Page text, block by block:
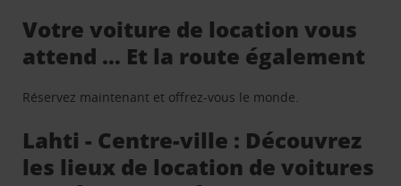
Votre voiture de location vous
attend … Et la route également
Réservez maintenant et offrez-vous le monde.
Lahti - Centre-ville : Découvrez
les lieux de location de voitures